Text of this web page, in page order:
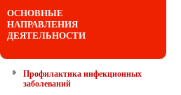
ОСНОВНЫЕ
НАПРАВЛЕНИЯ
ДЕЯТЕЛЬНОСТИ
Профилактика инфекционных
заболеваний